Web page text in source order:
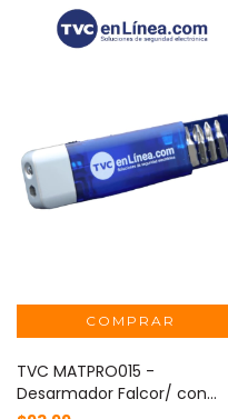
#1 #2 MOD: 32306-INS
TVC MATPRO015 -
Desarmador Falcor/ con